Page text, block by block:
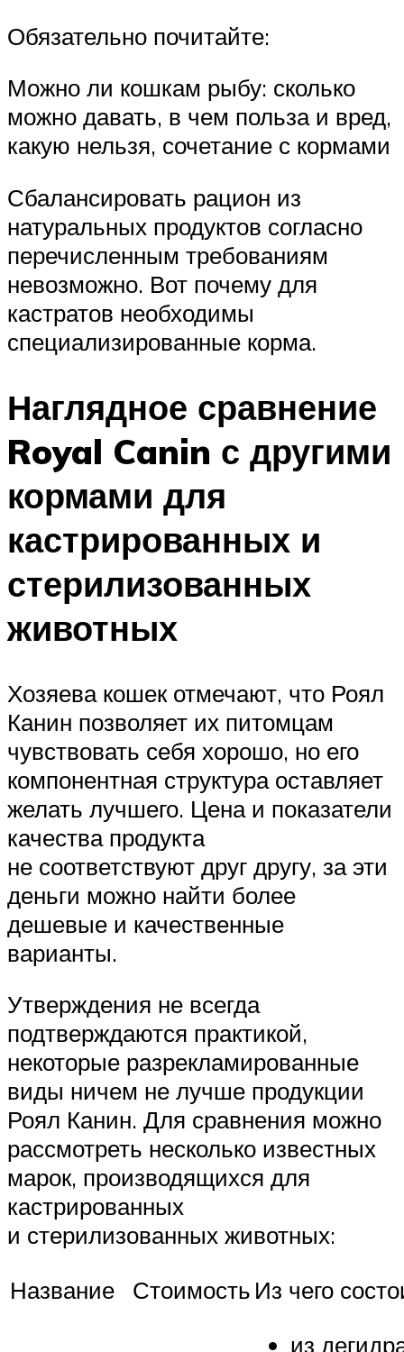
Обязательно почитайте:
Можно ли кошкам рыбу: сколько
можно давать, в чем польза и вред,
какую нельзя, сочетание с кормами
Сбалансировать рацион из
натуральных продуктов согласно
перечисленным требованиям
невозможно. Вот почему для
кастратов необходимы
специализированные корма.
Наглядное сравнение
Royal Canin с другими
кормами для
кастрированных и
стерилизованных
животных
Хозяева кошек отмечают, что Роял
Канин позволяет их питомцам
чувствовать себя хорошо, но его
компонентная структура оставляет
желать лучшего. Цена и показатели
качества продукта
не соответствуют друг другу, за эти
деньги можно найти более
дешевые и качественные
варианты.
Утверждения не всегда
подтверждаются практикой,
некоторые разрекламированные
виды ничем не лучше продукции
Роял Канин. Для сравнения можно
рассмотреть несколько известных
марок, производящихся для
кастрированных
и стерилизованных животных:
Название
Стоимость Из чего
из